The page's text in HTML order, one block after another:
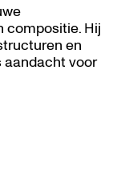
compositie. Hij
en
aandacht voor